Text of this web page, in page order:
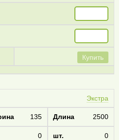
Купить
Экстра
135 2500
0 0